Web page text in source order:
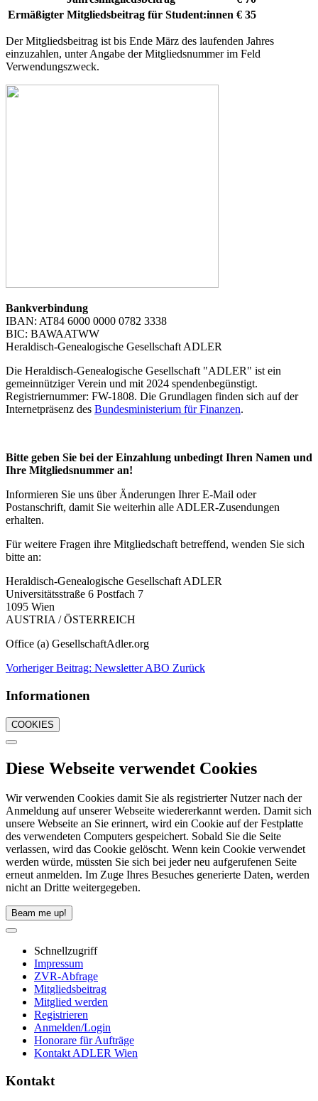
Ermäßigter Mitgliedsbeitrag für Student:innen € 35
Der Mitgliedsbeitrag ist bis Ende März des laufenden Jahres
einzuzahlen, unter Angabe der Mitgliedsnummer im Feld
Verwendungszweck.
Bankverbindung
IBAN: AT84 6000 0000 0782 3338
BIC: BAWAATWW
Heraldisch-Genealogische Gesellschaft ADLER
Die Heraldisch-Genealogische Gesellschaft "ADLER" ist ein
gemeinnütziger Verein und mit 2024 spendenbegünstigt.
Registriernummer: FW-1808. Die Grundlagen finden sich auf der
Internetpräsenz des Bundesministerium für Finanzen.
Bitte geben Sie bei der Einzahlung unbedingt Ihren Namen und
Ihre Mitgliedsnummer an!
Informieren Sie uns über Änderungen Ihrer E-Mail oder
Postanschrift, damit Sie weiterhin alle ADLER-Zusendungen
erhalten.
Für weitere Fragen ihre Mitgliedschaft betreffend, wenden Sie sich
bitte an:
Heraldisch-Genealogische Gesellschaft ADLER
Universitätsstraße 6 Postfach 7
1095 Wien
AUSTRIA / ÖSTERREICH
Office (a) GesellschaftAdler.org
Vorheriger Beitrag: Newsletter ABO Zurück
Informationen
COOKIES
Diese Webseite verwendet Cookies
Wir verwenden Cookies damit Sie als registrierter Nutzer nach der
Anmeldung auf unserer Webseite wiedererkannt werden. Damit sich
unsere Webseite an Sie erinnert, wird ein Cookie auf der Festplatte
des verwendeten Computers gespeichert. Sobald Sie die Seite
verlassen, wird das Cookie gelöscht. Wenn kein Cookie verwendet
werden würde, müssten Sie sich bei jeder neu aufgerufenen Seite
erneut anmelden. Im Zuge Ihres Besuches generierte Daten, werden
nicht an Dritte weitergegeben.
Beam me up!
Schnellzugriff
Impressum
ZVR-Abfrage
Mitgliedsbeitrag
Mitglied werden
Registrieren
Anmelden/Login
Honorare für Aufträge
Kontakt ADLER Wien
Kontakt